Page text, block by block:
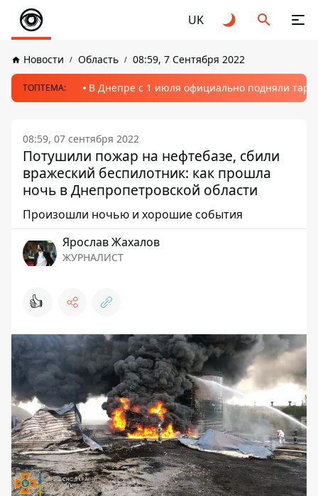
UK
Новости Область 08:59, 7 Сентября 2022
ТОПТЕМА: В Днепре с 1 июля официально подняли
08:59, 07 сентября 2022
Потушили пожар на нефтебазе, сбили
вражеский беспилотник: как прошла
ночь в Днепропетровской области
Произошли ночью и хорошие события
Ярослав Жахалов
ЖУРНАЛИСТ
👍